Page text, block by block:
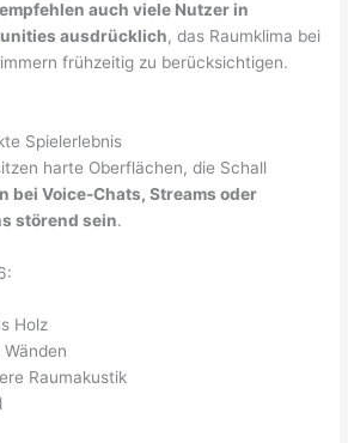
auch viele Nutzer in
ausdrücklich, das Raumklima bei
frühzeitig zu berücksichtigen.
Spielerlebnis
harte Oberflächen, die Schall
bei Voice-Chats, Streams oder
störend sein.
Holz
Raumakustik